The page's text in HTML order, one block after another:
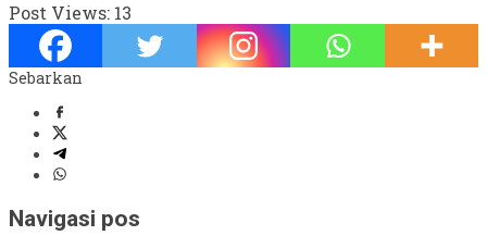
Post Views: 13
Sebarkan
Navigasi pos